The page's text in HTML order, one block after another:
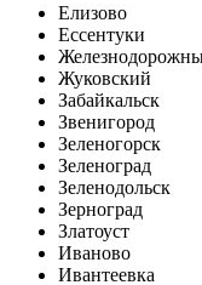
Елизово
Ессентуки
Жуковский
Забайкальск
Звенигород
Зеленогорск
Зеленоград
Зеленодольск
Зерноград
Златоуст
Иваново
Ивантеевка